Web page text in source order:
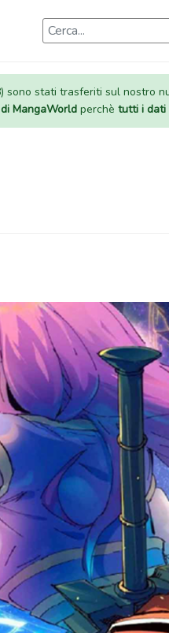
sono stati trasferiti sul nostro
MangaWorldperchè tutti i dati